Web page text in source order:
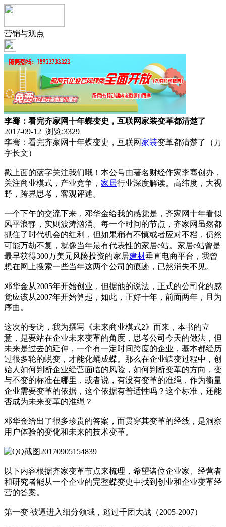
营销与观点
李骞：看完齐家网十年蝶变史，互联网家装变革都清楚了
2017-09-12 浏览:3329
李骞：看完齐家网十年蝶变史，互联网家装变革都清楚了（万
字长文）
戳上面的蓝字关注我们哦！本公号由著名财经作家李骞创办，
关注商业模式，产业竞争， 家居行业深度解读。高纬度，大视
野，跨界思考，客观评述。
一个下午的交流下来，邓华金给我的感觉是，齐家网十年看似
风平浪静，实则波涛汹涌。每一个时间的节点，齐家网虽然都
抓住了时代机会的红利，但如果稍有不慎或者应对不档，仍然
可能万劫不复，就像当年最有代表性的家居e站。家居e站曾是
最早获得300万美元风险投资的家居建材垂直电商平台，我曾
想在网上搜索一些当年这两个公司的痕迹，已然消失不见。
邓华金从2005年开始创业，但据他的说法，正式的公司化的感
觉应该从2007年开始算起，如此，正好十年，前面两年，且为
序曲。
这次的专访，我为撰写《未来商业模式2》而来，本书的立
意，是要站在企业未来变革的角度，思考公司今天的做法，但
未来是过去的延伸，一个有一定时间跨度的企业，基本都经历
过很多轮的蜕变，才能化蛹成蝶。那么在企业蝶变过程中，创
始人如何判断企业经营面临的风险，如何判断变革的方向，变
与不变的标准在哪里，或者说，有没有变革的准绳，作为衡量
企业需要变革的依据，这个依据有普适性吗？这个标准，还能
否成为未来变革的准绳？
邓华金给出了很多珍贵的答案，而贯穿其变革的经线，是洞察
用户体验的变化和未来的技术变革。
以下内容根据齐家变革节点来梳理，希望诸位企业家、经营者
和研究者能从一个企业的完整蝶变史中找到创业和企业变革经
营的答案。
第一变 被逼进入细分领域，逃过千团大战（2005-2007）